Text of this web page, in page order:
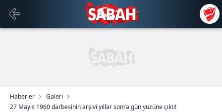
Haberler
Galeri
27 Mayıs 1960 darbesinin arşivi yıllar sonra gün yüzüne çıktı!